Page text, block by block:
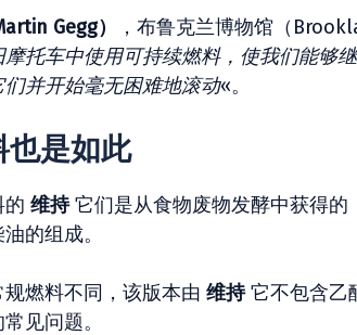
Gegg） ，布鲁克兰博物馆（
托车中使用可持续燃料，使我们能够
并开始毫无困难地滚动«。
是如此
的 维持它们是从食物废物发酵中获得的
的组成。
燃料不同，该版本由 维持它不包含乙
见问题。